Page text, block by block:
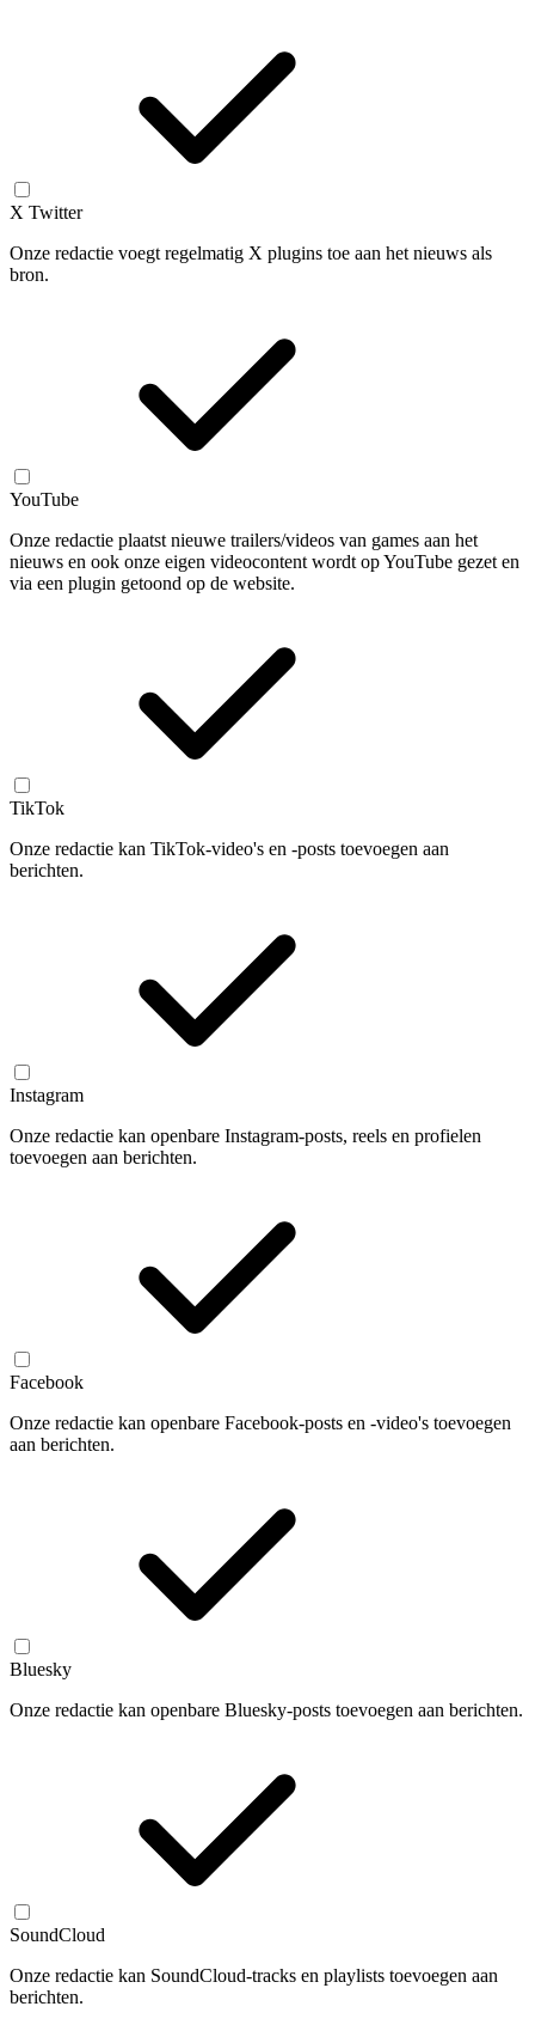
X Twitter
Onze redactie voegt regelmatig X plugins toe aan het nieuws als
bron.
YouTube
Onze redactie plaatst nieuwe trailers/videos van games aan het
nieuws en ook onze eigen videocontent wordt op YouTube gezet en
via een plugin getoond op de website.
TikTok
Onze redactie kan TikTok-video's en -posts toevoegen aan
berichten.
Instagram
Onze redactie kan openbare Instagram-posts, reels en profielen
toevoegen aan berichten.
Facebook
Onze redactie kan openbare Facebook-posts en -video's toevoegen
aan berichten.
Bluesky
Onze redactie kan openbare Bluesky-posts toevoegen aan berichten.
SoundCloud
Onze redactie kan SoundCloud-tracks en playlists toevoegen aan
berichten.